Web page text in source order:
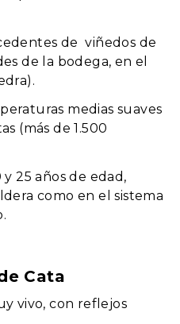
de viñedos de
de la bodega, en el
medias suaves
(más de 1.500
25 años de edad,
como en el sistema
Cata
vivo, con reflejos